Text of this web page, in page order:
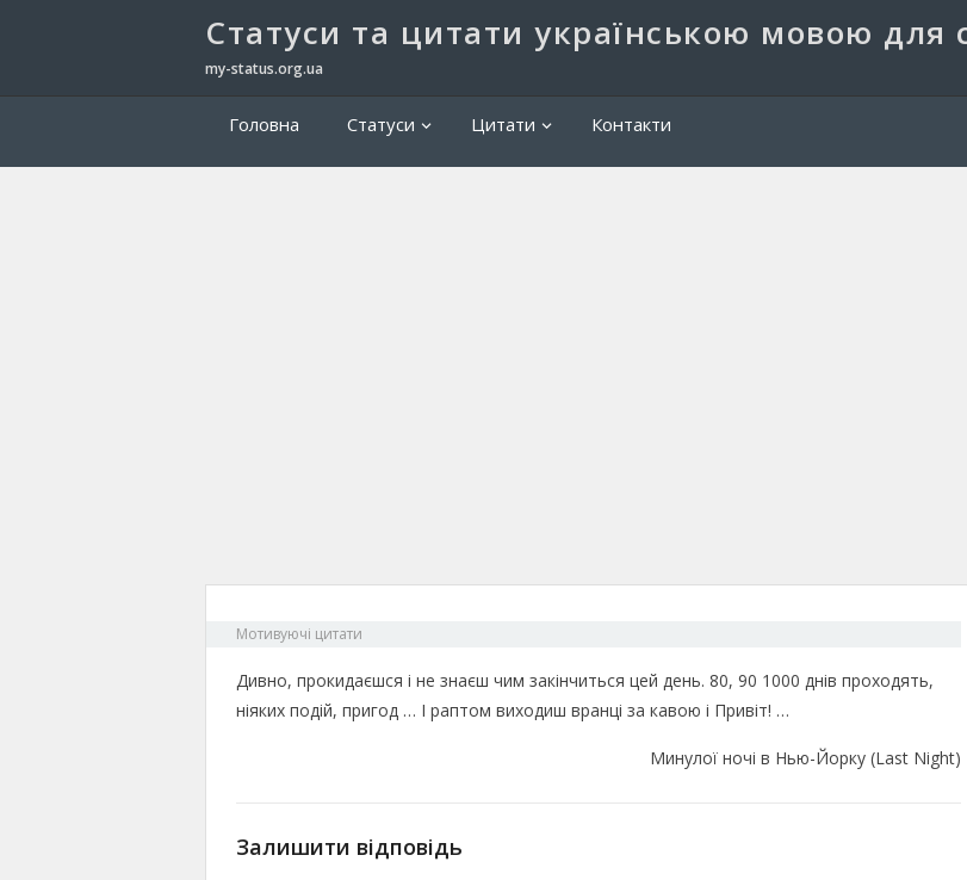
Cтатуси та цитати українською мовою для
my-status.org.ua
Головна Статуси Цитати Контакти
Мотивуючі цитати
Дивно, прокидаєшся і не знаєш чим закінчиться цей день. 80, 90 1000 днів проходять,
ніяких подій, пригод … І раптом виходиш вранці за кавою і Привіт! …
Минулої ночі в Нью-Йорку (Last Night)
Залишити відповідь